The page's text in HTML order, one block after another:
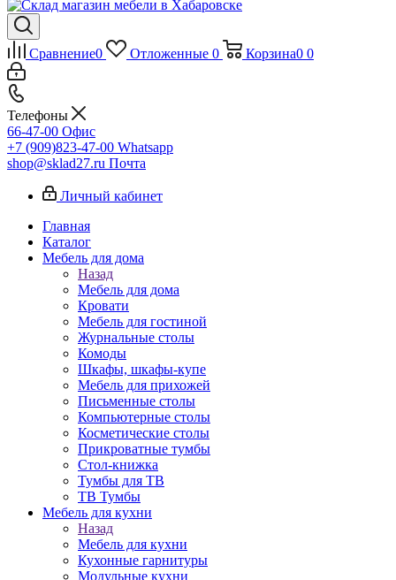
Сравнение0 Отложенные 0 Корзина0 0
Телефоны
66-47-00 Офис
+7 (909)823-47-00 Whatsapp
shop@sklad27.ru Почта
Личный кабинет
Главная
Каталог
Мебель для дома
Назад
Мебель для дома
Кровати
Мебель для гостиной
Журнальные столы
Комоды
Шкафы, шкафы-купе
Мебель для прихожей
Письменные столы
Компьютерные столы
Косметические столы
Прикроватные тумбы
Стол-книжка
Тумбы для ТВ
ТВ Тумбы
Мебель для кухни
Назад
Мебель для кухни
Кухонные гарнитуры
Модульные кухни